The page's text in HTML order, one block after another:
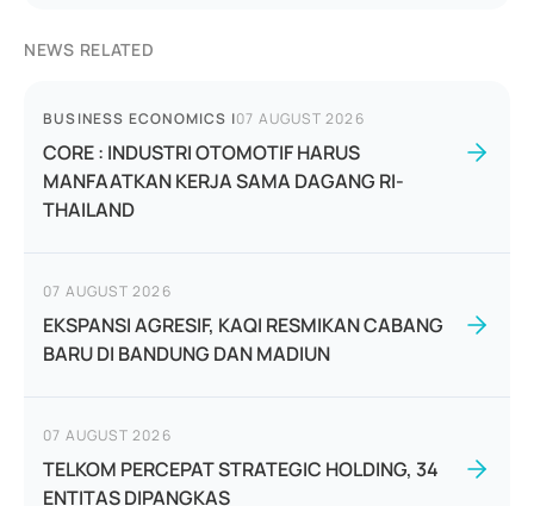
NEWS RELATED
BUSINESS ECONOMICS |07 AUGUST 2026
CORE : INDUSTRI OTOMOTIF HARUS
MANFAATKAN KERJA SAMA DAGANG RI-
THAILAND
07 AUGUST 2026
EKSPANSI AGRESIF, KAQI RESMIKAN CABANG
BARU DI BANDUNG DAN MADIUN
07 AUGUST 2026
TELKOM PERCEPAT STRATEGIC HOLDING, 34
ENTITAS DIPANGKAS